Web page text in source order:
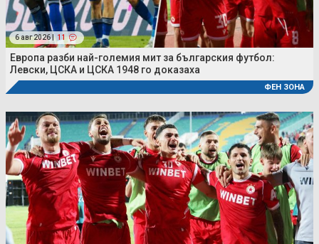
6 авг 2026 | 11
Европа разби най-големия мит за българския футбол:
Левски, ЦСКА и ЦСКА 1948 го доказаха
ФЕН ЗОНА